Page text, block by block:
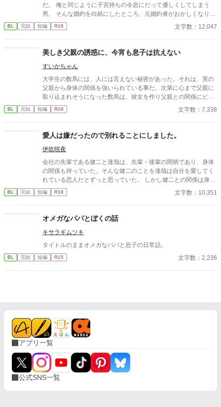
だ。 俺と同じように子宮持ちの令息にだって優しくしてしまう
男。 そんな婚約を白紙にしたところ、元婚約者がおかしくなりは
じめた……。
BL 完結 短編 R18 文字数：12,047
美しき父親の誘惑に、今宵も息子は抗えない
すいかちゃん
大学生の数馬には、人には言えない秘密があった。それは、実の
父親から身体の関係を強いられている事だ。次第に心まで父親に
取り込まれそうになった数馬は、彼女を作り父親との関係にピリ
オドを打とうとする。だが、父の誘惑は止まる事はなかった。 実
の親子による禁断の関係です。
BL 完結 短編 R18 文字数：7,338
愛人は嫌だったので別れることにしました。
伊吹咲夜
会社の先輩である健二と達哉は、先輩・後輩の間柄であり、身体
の関係も持っていた。そんな健二のことを達哉は自分を愛してく
れている恋人だとずっと思っていた。 しかし健二との関係は身体
だけで、それ以上のことはない。疑問に思っていた日、健二が結
婚したと朝礼で報告が。健二は達哉のことを愛してはいなかった
BL 完結 短編 R18 文字数：10,351
オメガなパパとぼくの話
キサラギムツキ
タイトルのままオメガなパパと息子の日常話。
BL 完結 短編 R15 文字数：2,236
アプリ一覧
公式SNS一覧